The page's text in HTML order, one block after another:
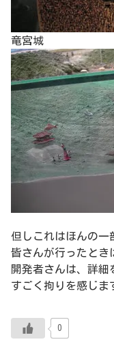
竜宮城
但しこれはほんの一
皆さんが行ったとき
開発者さんは、詳細
すごく拘りを感じま
0